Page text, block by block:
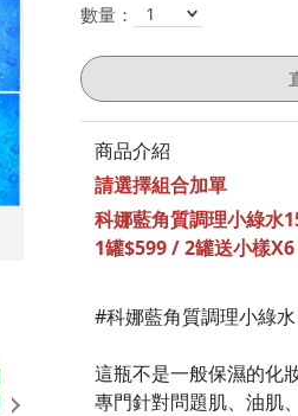
數量：
商品介紹
請選擇組合加單
科娜藍角質調理小綠水
1罐$599 / 2罐送小樣
#科娜藍角質調理小綠水
這瓶不是一般保濕的化
專門針對問題肌、油肌